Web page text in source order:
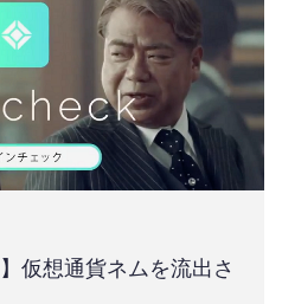
仮想通貨ネムを流出さ